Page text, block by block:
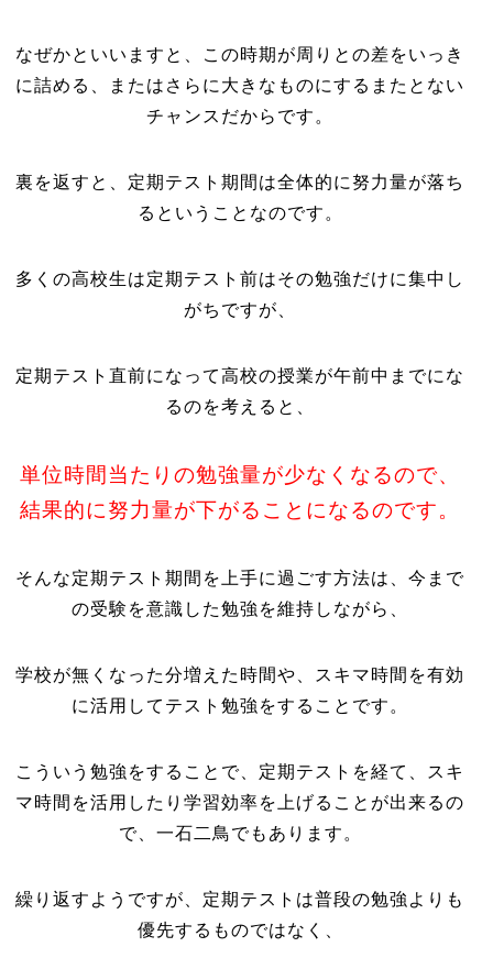
なぜかといいますと、この時期が周りとの差をいっき
に詰める、またはさらに大きなものにするまたとない
チャンスだからです。
裏を返すと、定期テスト期間は全体的に努力量が落ち
るということなのです。
多くの高校生は定期テスト前はその勉強だけに集中し
がちですが、
定期テスト直前になって高校の授業が午前中までにな
るのを考えると、
単位時間当たりの勉強量が少なくなるので、
結果的に努力量が下がることになるのです。
そんな定期テスト期間を上手に過ごす方法は、今まで
の受験を意識した勉強を維持しながら、
学校が無くなった分増えた時間や、スキマ時間を有効
に活用してテスト勉強をすることです。
こういう勉強をすることで、定期テストを経て、スキ
マ時間を活用したり学習効率を上げることが出来るの
で、一石二鳥でもあります。
繰り返すようですが、定期テストは普段の勉強よりも
優先するものではなく、